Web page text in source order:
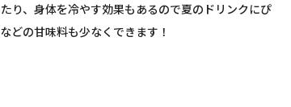
り、身体を冷やす効果もあるので夏のドリンクにぴ
どの甘味料も少なくできます！